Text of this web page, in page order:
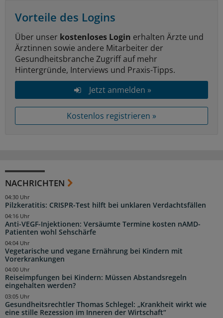
Vorteile des Logins
Über unser kostenloses Login erhalten Ärzte und
Ärztinnen sowie andere Mitarbeiter der
Gesundheitsbranche Zugriff auf mehr
Hintergründe, Interviews und Praxis-Tipps.
Jetzt anmelden »
Kostenlos registrieren »
NACHRICHTEN
Pilzkeratitis: CRISPR-Test hilft bei unklaren Verdachtsfällen
04:30 Uhr
Anti-VEGF-Injektionen: Versäumte Termine kosten nAMD-
Patienten wohl Sehschärfe
04:16 Uhr
Vegetarische und vegane Ernährung bei Kindern mit
Vorerkrankungen
04:04 Uhr
Reiseimpfungen bei Kindern: Müssen Abstandsregeln
eingehalten werden?
04:00 Uhr
Gesundheitsrechtler Thomas Schlegel: „Krankheit wirkt wie
eine stille Rezession im Inneren der Wirtschaft“
03:05 Uhr